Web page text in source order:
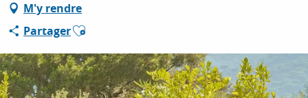
SÉJOURNER
M'y rendre
PartagerAjouter aux favoris